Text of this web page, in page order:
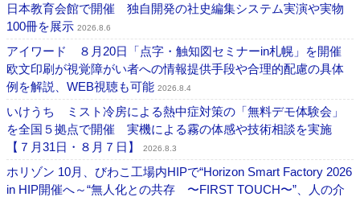
日本教育会館で開催 独自開発の社史編集システム実演や実物
100冊を展示 2026.8.6
アイワード ８月20日「点字・触知図セミナーin札幌」を開催
欧文印刷が視覚障がい者への情報提供手段や合理的配慮の具体
例を解説、WEB視聴も可能 2026.8.4
いけうち ミスト冷房による熱中症対策の「無料デモ体験会」
を全国５拠点で開催 実機による霧の体感や技術相談を実施
【７月31日・８月７日】
2026.8.3
ホリゾン 10月、びわこ工場内HIPで“Horizon Smart Factory 2026
in HIP開催へ～“無人化との共存 〜FIRST TOUCH〜”、人の介